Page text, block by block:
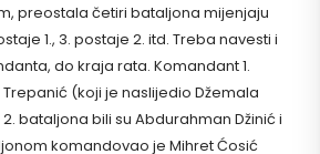
preostala četiri bataljona mijenjaju
1., 3. postaje 2. itd. Treba navesti i
do kraja rata. Komandant 1.
(koji je naslijedio Džemala
bataljona bili su Abdurahman Džinić i
komandovao je Mihret Ćosić